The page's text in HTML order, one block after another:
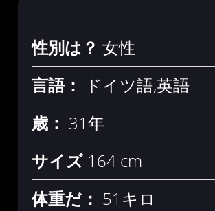
性別は？ 女性
言語：
ドイツ語,英語
歳： 31年
サイズ164 cm
体重だ： 51キロ